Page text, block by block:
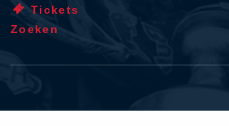
Tickets
Zoeken